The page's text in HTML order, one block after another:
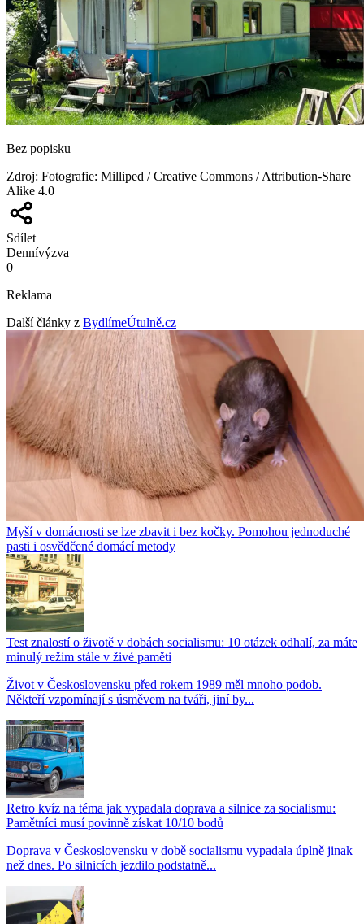
Bez popisku
Zdroj: Fotografie: Milliped / Creative Commons / Attribution-Share
Alike 4.0
Sdílet
Dennívýzva
0
Reklama
Další články z BydlímeÚtulně.cz
Myší v domácnosti se lze zbavit i bez kočky. Pomohou jednoduché
pasti i osvědčené domácí metody
Test znalostí o životě v dobách socialismu: 10 otázek odhalí, za máte
minulý režim stále v živé paměti
Život v Československu před rokem 1989 měl mnoho podob.
Někteří vzpomínají s úsměvem na tváři, jiní by...
Retro kvíz na téma jak vypadala doprava a silnice za socialismu:
Pamětníci musí povinně získat 10/10 bodů
Doprava v Československu v době socialismu vypadala úplně jinak
než dnes. Po silnicích jezdilo podstatně...